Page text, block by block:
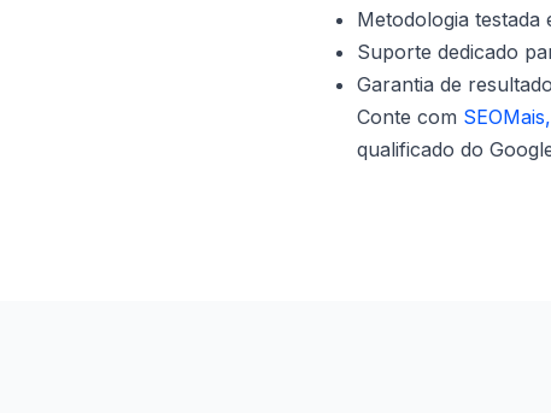
Metodologia testada
Suporte dedicado
Garantia de
Conte com
qualificado do